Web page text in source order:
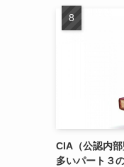
CIA（公認内
多いパート３